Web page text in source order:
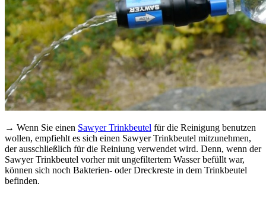
→ Wenn Sie einen Sawyer Trinkbeutel für die Reinigung benutzen
wollen, empfiehlt es sich einen Sawyer Trinkbeutel mitzunehmen,
der ausschließlich für die Reiniung verwendet wird. Denn, wenn der
Sawyer Trinkbeutel vorher mit ungefiltertem Wasser befüllt war,
können sich noch Bakterien- oder Dreckreste in dem Trinkbeutel
befinden.